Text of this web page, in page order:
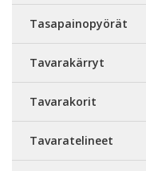
Tasapainopyörät
Tavarakärryt
Tavarakorit
Tavaratelineet